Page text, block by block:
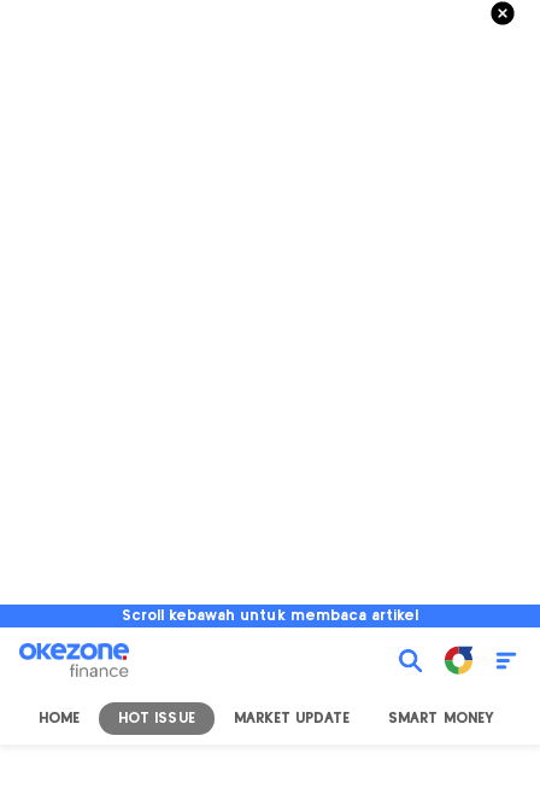
Scroll kebawah untuk membaca artikel
HOME HOT ISSUE MARKET UPDATE SMART MONEY